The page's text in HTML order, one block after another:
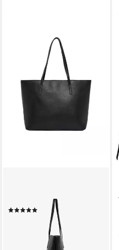
39,99 €
lieferbar - in 1-2 Werktagen bei dir